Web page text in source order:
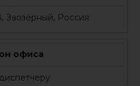
Заозёрный, Россия
офиса